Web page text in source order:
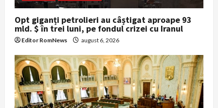
Opt giganți petrolieri au câștigat aproape 93
mld. $ în trei luni, pe fondul crizei cu Iranul
Editor RomNews august 6, 2026